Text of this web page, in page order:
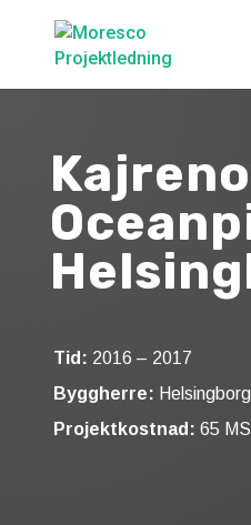
Tid: 2016 – 2017
Byggherre:
Projektkostnad: 65